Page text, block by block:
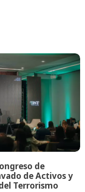
de
de Activos y
Terrorismo